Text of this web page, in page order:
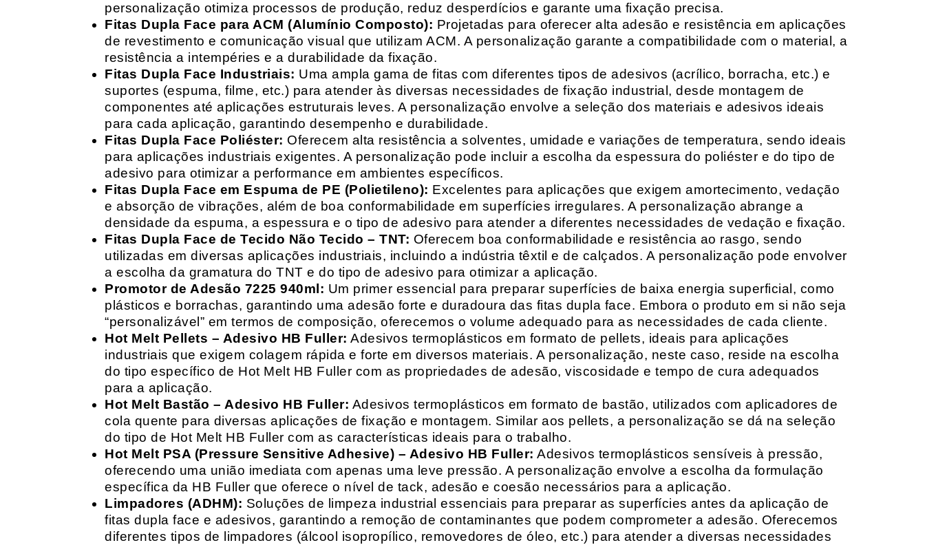
personalização otimiza processos de produção, reduz desperdícios e garante uma fixação precisa.
Fitas Dupla Face para ACM (Alumínio Composto): Projetadas para oferecer alta adesão e resistência em aplicações
de revestimento e comunicação visual que utilizam ACM. A personalização garante a compatibilidade com o material, a
resistência a intempéries e a durabilidade da fixação.
Fitas Dupla Face Industriais: Uma ampla gama de fitas com diferentes tipos de adesivos (acrílico, borracha, etc.) e
suportes (espuma, filme, etc.) para atender às diversas necessidades de fixação industrial, desde montagem de
componentes até aplicações estruturais leves. A personalização envolve a seleção dos materiais e adesivos ideais
para cada aplicação, garantindo desempenho e durabilidade.
Fitas Dupla Face Poliéster: Oferecem alta resistência a solventes, umidade e variações de temperatura, sendo ideais
para aplicações industriais exigentes. A personalização pode incluir a escolha da espessura do poliéster e do tipo de
adesivo para otimizar a performance em ambientes específicos.
Fitas Dupla Face em Espuma de PE (Polietileno): Excelentes para aplicações que exigem amortecimento, vedação
e absorção de vibrações, além de boa conformabilidade em superfícies irregulares. A personalização abrange a
densidade da espuma, a espessura e o tipo de adesivo para atender a diferentes necessidades de vedação e fixação.
Fitas Dupla Face de Tecido Não Tecido – TNT: Oferecem boa conformabilidade e resistência ao rasgo, sendo
utilizadas em diversas aplicações industriais, incluindo a indústria têxtil e de calçados. A personalização pode envolver
a escolha da gramatura do TNT e do tipo de adesivo para otimizar a aplicação.
Promotor de Adesão 7225 940ml: Um primer essencial para preparar superfícies de baixa energia superficial, como
plásticos e borrachas, garantindo uma adesão forte e duradoura das fitas dupla face. Embora o produto em si não seja
“personalizável” em termos de composição, oferecemos o volume adequado para as necessidades de cada cliente.
Hot Melt Pellets – Adesivo HB Fuller: Adesivos termoplásticos em formato de pellets, ideais para aplicações
industriais que exigem colagem rápida e forte em diversos materiais. A personalização, neste caso, reside na escolha
do tipo específico de Hot Melt HB Fuller com as propriedades de adesão, viscosidade e tempo de cura adequados
para a aplicação.
Hot Melt Bastão – Adesivo HB Fuller: Adesivos termoplásticos em formato de bastão, utilizados com aplicadores de
cola quente para diversas aplicações de fixação e montagem. Similar aos pellets, a personalização se dá na seleção
do tipo de Hot Melt HB Fuller com as características ideais para o trabalho.
Hot Melt PSA (Pressure Sensitive Adhesive) – Adesivo HB Fuller: Adesivos termoplásticos sensíveis à pressão,
oferecendo uma união imediata com apenas uma leve pressão. A personalização envolve a escolha da formulação
específica da HB Fuller que oferece o nível de tack, adesão e coesão necessários para a aplicação.
Limpadores (ADHM): Soluções de limpeza industrial essenciais para preparar as superfícies antes da aplicação de
fitas dupla face e adesivos, garantindo a remoção de contaminantes que podem comprometer a adesão. Oferecemos
diferentes tipos de limpadores (álcool isopropílico, removedores de óleo, etc.) para atender a diversas necessidades